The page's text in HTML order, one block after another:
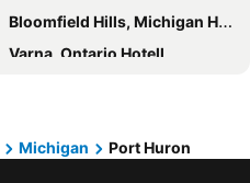
Bloomfield Hills, Michigan Hotell
Varna, Ontario Hotell
Morley, Michigan Hotell
Michigan Port Huron